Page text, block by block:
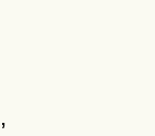
,